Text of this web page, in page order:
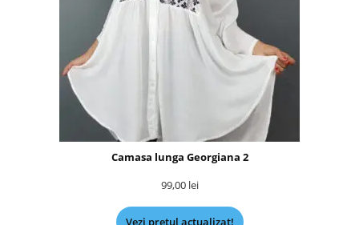
Camasa lunga Georgiana 2
99,00 lei
Vezi prețul actualizat!